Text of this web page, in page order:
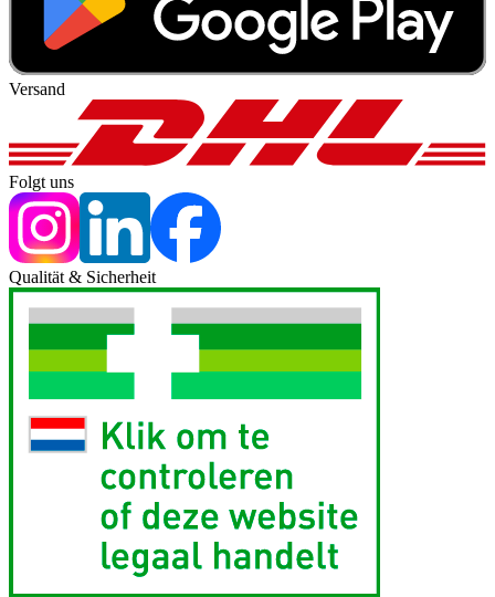
Versand
Folgt uns
Qualität & Sicherheit